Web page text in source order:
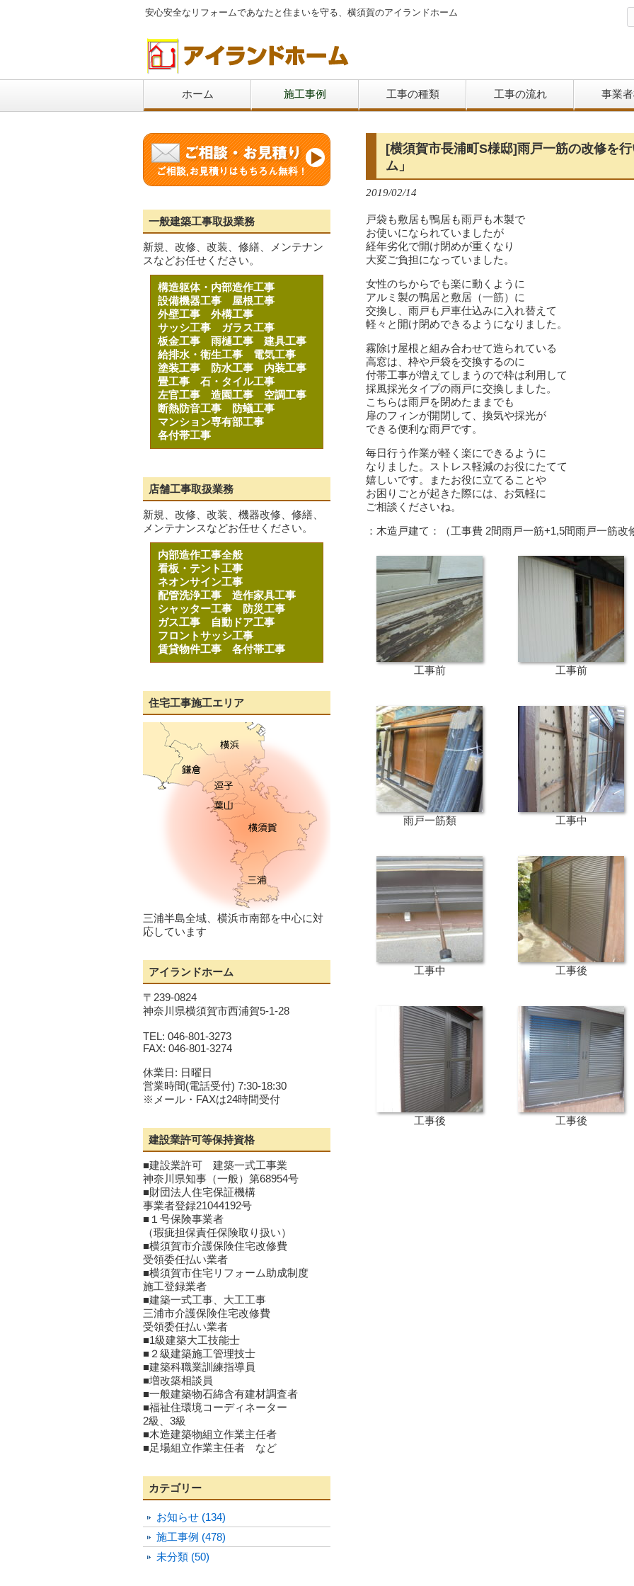
安心安全なリフォームであなたと住まいを守る、横須賀のアイランドホーム
ホーム 施工事例 工事の種類 工事の流れ 事業
[横須賀市長浦町S様邸]雨戸一筋の改修を
ム」
2019/02/14
戸袋も敷居も鴨居も雨戸も木製で
お使いになられていましたが
経年劣化で開け閉めが重くなり
大変ご負担になっていました。
女性のちからでも楽に動くように
アルミ製の鴨居と敷居（一筋）に
交換し、雨戸も戸車仕込みに入れ替えて
軽々と開け閉めできるようになりました。
霧除け屋根と組み合わせて造られている
高窓は、枠や戸袋を交換するのに
付帯工事が増えてしまうので枠は利用して
採風採光タイプの雨戸に交換しました。
こちらは雨戸を閉めたままでも
扉のフィンが開閉して、換気や採光が
できる便利な雨戸です。
毎日行う作業が軽く楽にできるように
なりました。ストレス軽減のお役にたてて
嬉しいです。またお役に立てることや
お困りごとが起きた際には、お気軽に
ご相談くださいね。
：木造戸建て：（工事費 2間雨戸一筋+1,5間雨戸一筋
工事前 工事前
雨戸一筋類 工事中
工事中 工事後
工事後 工事後
一般建築工事取扱業務
新規、改修、改装、修繕、メンテナン
スなどお任せください。
構造躯体・内部造作工事
設備機器工事 屋根工事
外壁工事 外構工事
サッシ工事 ガラス工事
板金工事 雨樋工事 建具工事
給排水・衛生工事 電気工事
塗装工事
防水工事 内装工事
畳工事 石・タイル工事
左官工事 造園工事 空調工事
断熱防音工事
防蟻工事
マンション専有部工事
各付帯工事
店舗工事取扱業務
新規、改修、改装、機器改修、修繕、
メンテナンスなどお任せください。
内部造作工事全般
看板・テント工事
ネオンサイン工事
配管洗浄工事 造作家具工事
シャッター工事
防災工事
ガス工事
自動ドア工事
フロントサッシ工事
賃貸物件工事 各付帯工事
住宅工事施工エリア
三浦半島全域、横浜市南部を中心に対
応しています
アイランドホーム
〒239-0824
神奈川県横須賀市西浦賀5-1-28
TEL: 046-801-3273
FAX: 046-801-3274
休業日: 日曜日
営業時間(電話受付) 7:30-18:30
※メール・FAXは24時間受付
建設業許可等保持資格
■建設業許可 建築一式工事業
神奈川県知事（一般）第68954号
■財団法人住宅保証機構
事業者登録21044192号
■１号保険事業者
（瑕疵担保責任保険取り扱い）
■横須賀市介護保険住宅改修費
受領委任払い業者
■横須賀市住宅リフォーム助成制度
施工登録業者
■建築一式工事、大工工事
三浦市介護保険住宅改修費
受領委任払い業者
■1級建築大工技能士
■２級建築施工管理技士
■建築科職業訓練指導員
■増改築相談員
■一般建築物石綿含有建材調査者
■福祉住環境コーディネーター
2級、3級
■木造建築物組立作業主任者
■足場組立作業主任者 など
カテゴリー
お知らせ (134)
施工事例 (478)
未分類 (50)